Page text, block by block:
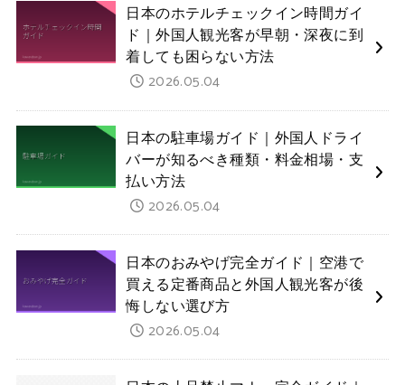
日本のホテルチェックイン時間ガイ
ド｜外国人観光客が早朝・深夜に到
着しても困らない方法
2026.05.04
日本の駐車場ガイド｜外国人ドライ
バーが知るべき種類・料金相場・支
払い方法
2026.05.04
日本のおみやげ完全ガイド｜空港で
買える定番商品と外国人観光客が後
悔しない選び方
2026.05.04